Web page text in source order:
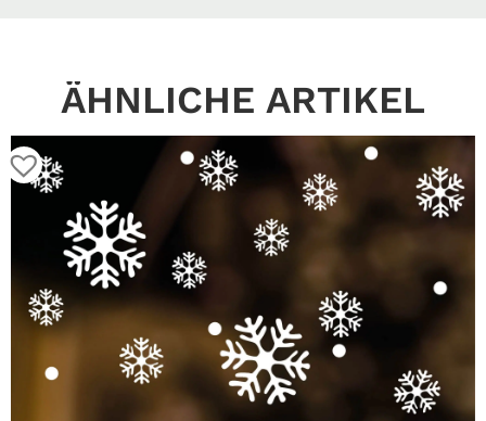
ÄHNLICHE ARTIKEL